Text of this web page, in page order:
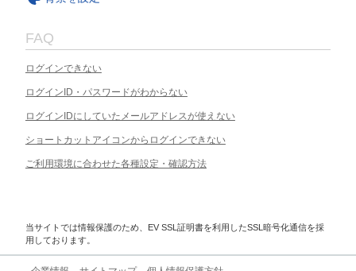
FAQ
ログインできない
ログインID・パスワードがわからない
ログインIDにしていたメールアドレスが使えない
ショートカットアイコンからログインできない
ご利用環境に合わせた各種設定・確認方法
当サイトでは情報保護のため、EV SSL証明書を利用したSSL暗号化通信を採
用しております。